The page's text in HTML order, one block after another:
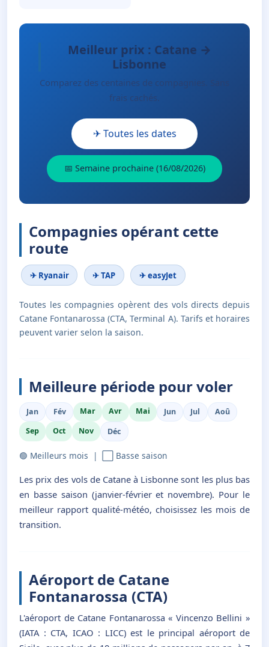
Meilleur prix : Catane →
Lisbonne
Comparez des centaines de compagnies. Sans
frais cachés.
✈ Toutes les dates
📅 Semaine prochaine (16/08/2026)
Compagnies opérant cette
route
✈ Ryanair ✈ TAP ✈ easyJet
Toutes les compagnies opèrent des vols directs depuis
Catane Fontanarossa (CTA, Terminal A). Tarifs et horaires
peuvent varier selon la saison.
Meilleure période pour voler
Jan Fév Mar Avr Mai Jun Jul
Aoû
Sep
Oct Nov Déc
🟢 Meilleurs mois | ⬜ Basse saison
Les prix des vols de Catane à Lisbonne sont les plus bas
en basse saison (janvier-février et novembre). Pour le
meilleur rapport qualité-météo, choisissez les mois de
transition.
Aéroport de Catane
Fontanarossa (CTA)
L'aéroport de Catane Fontanarossa « Vincenzo Bellini »
(IATA : CTA, ICAO : LICC) est le principal aéroport de